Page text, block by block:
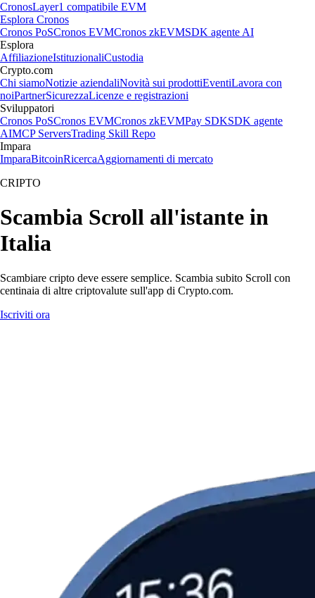
CronosLayer1 compatibile EVM
Esplora Cronos
Cronos PoSCronos EVMCronos zkEVMSDK agente AI
Esplora
AffiliazioneIstituzionaliCustodia
Crypto.com
Chi siamoNotizie aziendaliNovità sui prodottiEventiLavora con
noiPartnerSicurezzaLicenze e registrazioni
Sviluppatori
Cronos PoSCronos EVMCronos zkEVMPay SDKSDK agente
AIMCP ServersTrading Skill Repo
Impara
ImparaBitcoinRicercaAggiornamenti di mercato
CRIPTO
Scambia Scroll all'istante in
Italia
Scambiare cripto deve essere semplice. Scambia subito Scroll con
centinaia di altre criptovalute sull'app di Crypto.com.
Iscriviti ora